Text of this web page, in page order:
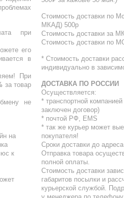
при
его
в
При
за товар
не
на
к
Стоимость доставки по
МКАД) 500р
Стоимость доставки за
Стоимость доставки по
* Стоимость доставки
индивидуально в
ДОСТАВКА ПО РОССИИ
Осуществляется:
* транспортной
заключен договор)
* почтой РФ, EMS
* ⁠так же курьер может
покупателя!
Сроки доставки до
Отправка товара
полной оплаты.
Стоимость доставки
габаритов посылки и
курьерской службой.